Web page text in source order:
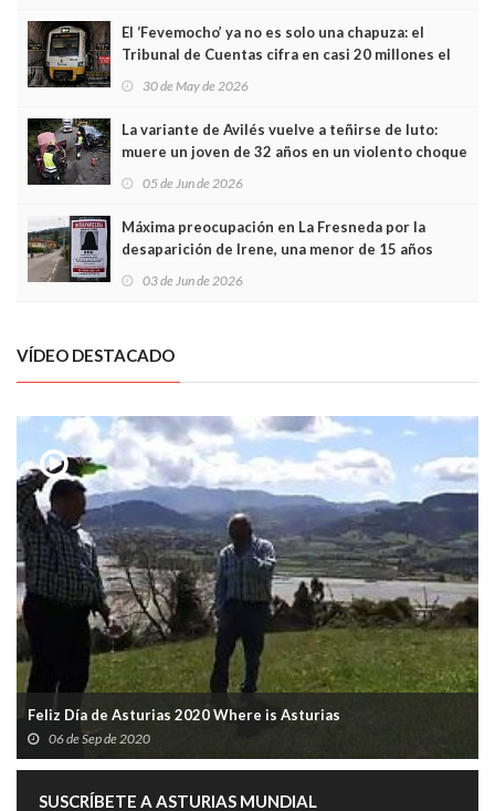
El ‘Fevemocho’ ya no es solo una chapuza: el
Tribunal de Cuentas cifra en casi 20 millones el
sobrecoste de los trenes que no cabían por los
30 de May de 2026
La variante de Avilés vuelve a teñirse de luto:
muere un joven de 32 años en un violento choque
frontal
05 de Jun de 2026
Máxima preocupación en La Fresneda por la
desaparición de Irene, una menor de 15 años
03 de Jun de 2026
VÍDEO DESTACADO
Feliz Día de Asturias 2020 Where is Asturias
06 de Sep de 2020
SUSCRÍBETE A ASTURIAS MUNDIAL